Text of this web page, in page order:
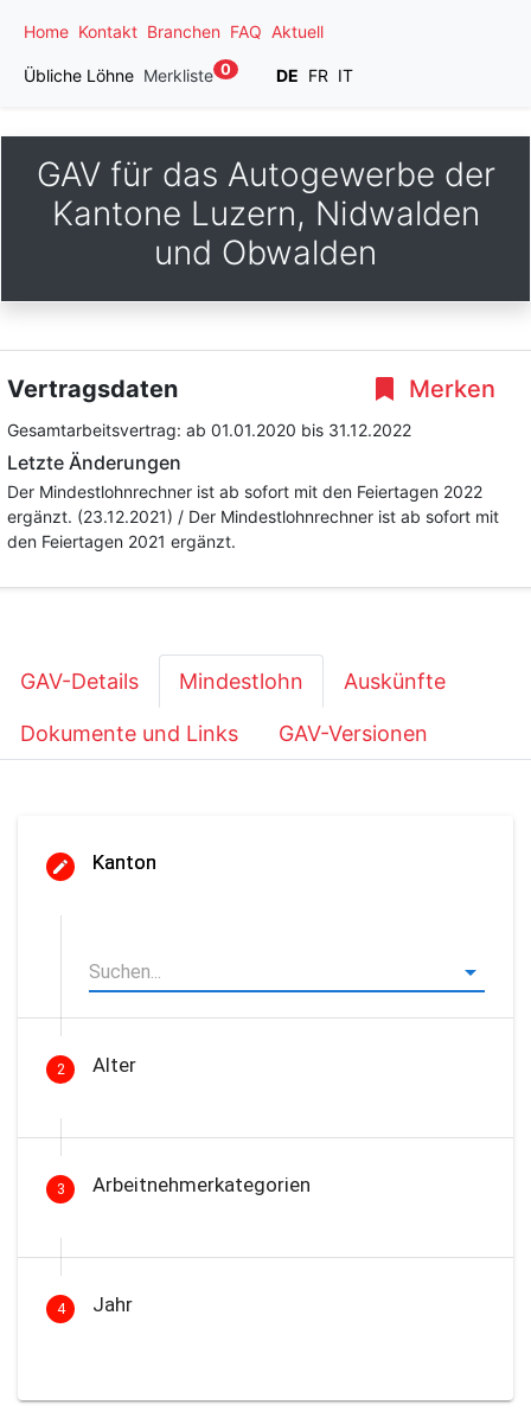
Home Kontakt Branchen FAQ Aktuell
Übliche Löhne Merkliste 0 DE FR IT
GAV für das Autogewerbe der
Kantone Luzern, Nidwalden
und Obwalden
Merken
Vertragsdaten
Gesamtarbeitsvertrag: ab 01.01.2020 bis 31.12.2022
Letzte Änderungen
Der Mindestlohnrechner ist ab sofort mit den Feiertagen 2022
ergänzt. (23.12.2021) / Der Mindestlohnrechner ist ab sofort mit
den Feiertagen 2021 ergänzt.
GAV-Details Mindestlohn Auskünfte
Dokumente und Links GAV-Versionen
Kanton
2 Alter
3 Arbeitnehmerkategorien
4 Jahr